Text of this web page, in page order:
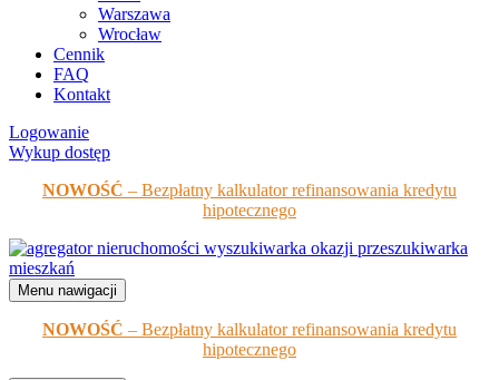
Warszawa
Wrocław
Cennik
FAQ
Kontakt
Logowanie
Wykup dostęp
NOWOŚĆ – Bezpłatny kalkulator refinansowania kredytu
hipotecznego
Menu nawigacji
NOWOŚĆ – Bezpłatny kalkulator refinansowania kredytu
hipotecznego